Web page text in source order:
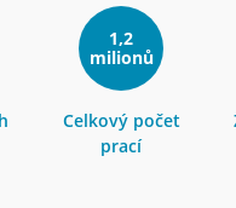
1,2
milionů
Celkový počet
prací